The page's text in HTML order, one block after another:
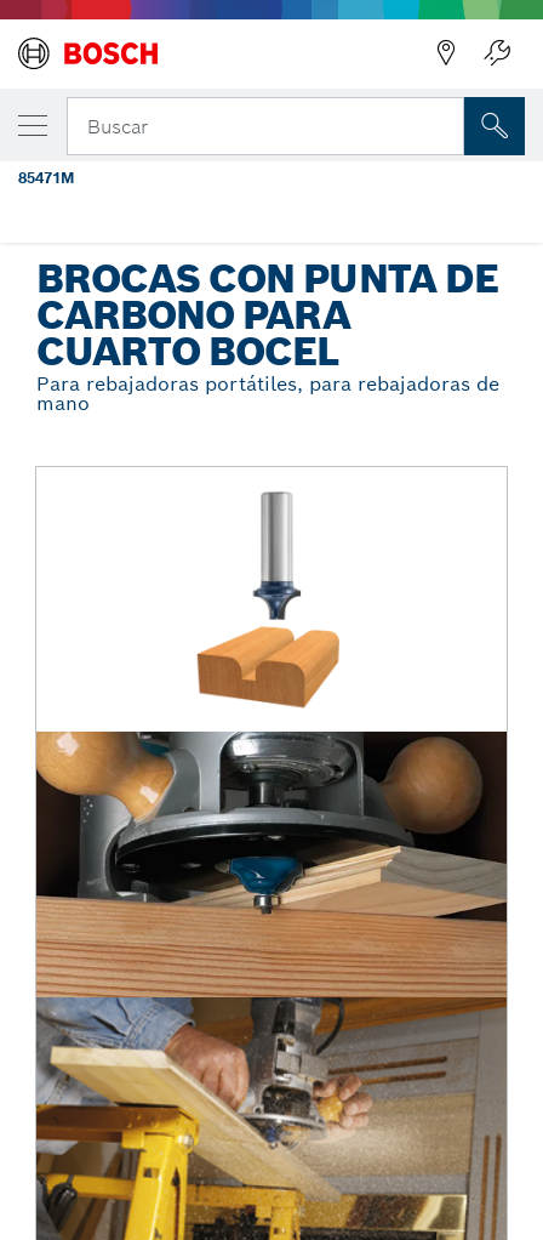
Buscar
BROCAS CON PUNTA DE
CARBONO PARA
CUARTO BOCEL
Para rebajadoras portátiles, para rebajadoras de
mano
TU VARIANTE SELECCIONADA
Broca con punta de carburo para cuarto
bocel, 1/4" x 1/2"
85471M